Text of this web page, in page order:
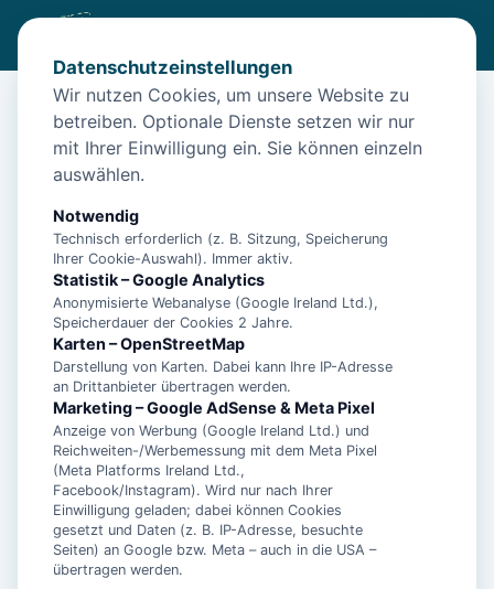
/Unterkünfte /Norden/Norddeicher Perle 2
Norddeicher Perle 2
Datenschutzeinstellungen
Wir nutzen Cookies, um unsere Website zu
betreiben. Optionale Dienste setzen wir nur
mit Ihrer Einwilligung ein. Sie können einzeln
auswählen.
Notwendig
Technisch erforderlich (z. B. Sitzung, Speicherung
Ihrer Cookie-Auswahl). Immer aktiv.
Statistik – Google Analytics
Anonymisierte Webanalyse (Google Ireland Ltd.),
Speicherdauer der Cookies 2 Jahre.
Karten – OpenStreetMap
Darstellung von Karten. Dabei kann Ihre IP-Adresse
an Drittanbieter übertragen werden.
Marketing – Google AdSense & Meta Pixel
Anzeige von Werbung (Google Ireland Ltd.) und
Reichweiten-/Werbemessung mit dem Meta Pixel
(Meta Platforms Ireland Ltd.,
Facebook/Instagram). Wird nur nach Ihrer
Einwilligung geladen; dabei können Cookies
gesetzt und Daten (z. B. IP-Adresse, besuchte
Seiten) an Google bzw. Meta – auch in die USA –
übertragen werden.